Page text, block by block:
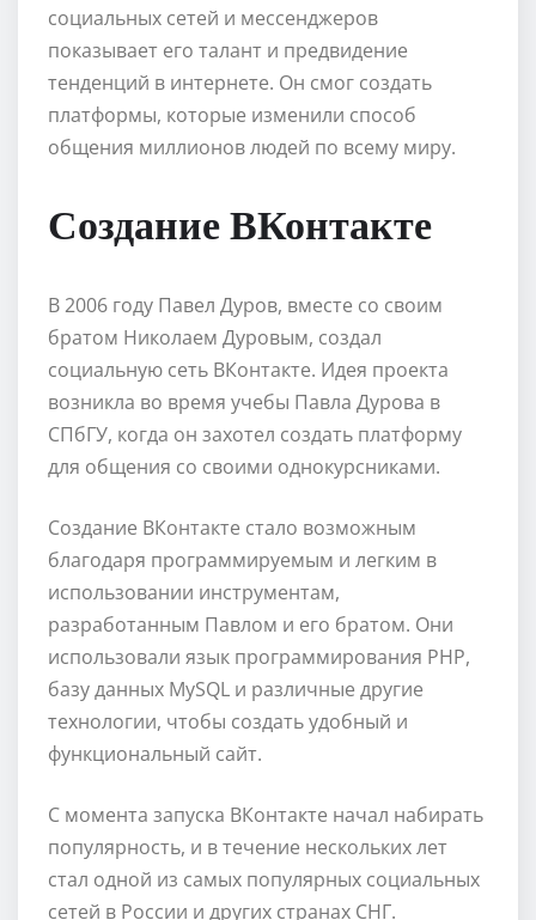
социальных сетей и мессенджеров
показывает его талант и предвидение
тенденций в интернете. Он смог создать
платформы, которые изменили способ
общения миллионов людей по всему миру.
Создание ВКонтакте
В 2006 году Павел Дуров, вместе со своим
братом Николаем Дуровым, создал
социальную сеть ВКонтакте. Идея проекта
возникла во время учебы Павла Дурова в
СПбГУ, когда он захотел создать платформу
для общения со своими однокурсниками.
Создание ВКонтакте стало возможным
благодаря программируемым и легким в
использовании инструментам,
разработанным Павлом и его братом. Они
использовали язык программирования PHP,
базу данных MySQL и различные другие
технологии, чтобы создать удобный и
функциональный сайт.
С момента запуска ВКонтакте начал набирать
популярность, и в течение нескольких лет
стал одной из самых популярных социальных
сетей в России и других странах СНГ.